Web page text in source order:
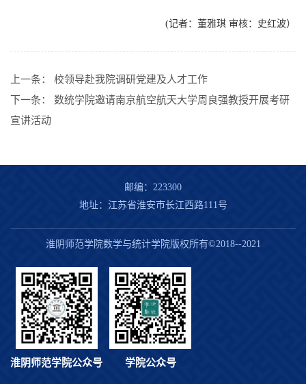
(记者：董雅琪 审核：史红波）
上一条： 校领导赴我院调研党建及人才工作
下一条： 数统学院邀请南京航空航天大学周良强教授开展考研
宣讲活动
邮编：223300
地址：江苏省淮安市长江西路111号
淮阴师范学院数学与统计学院版权所有©2018--2021
淮阴师范学院公众号 学院公众号